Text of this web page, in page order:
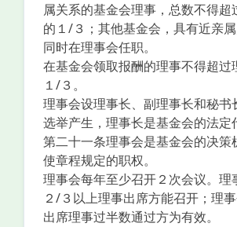
属关系的基金会理事，总数不得超
的１/３；其他基金会，具有近亲
同时在理事会任职。
在基金会领取报酬的理事不得超
１/３。
理事会设理事长、副理事长和秘
选举产生，理事长是基金会的法定
第二十一条理事会是基金会的决
使章程规定的职权。
理事会每年至少召开２次会议。
２/３以上理事出席方能召开；理
出席理事过半数通过方为有效。